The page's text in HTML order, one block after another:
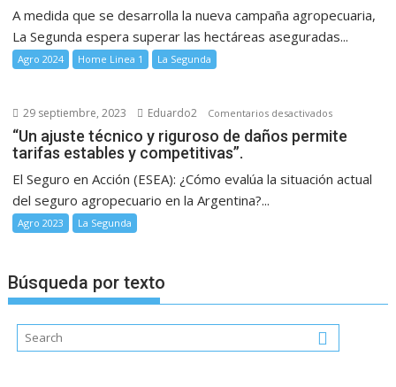
compañía
100%
prepara
para
por
falta
A medida que se desarrolla la nueva campaña agropecuaria,
La Segunda espera superar las hectáreas aseguradas...
Agro 2024 Home Linea 1 La Segunda
29 septiembre, 2023 Eduardo2 Comentarios desactivadosen
“Un
estables
y
“Un ajuste técnico y riguroso de daños permite
tarifas estables y competitivas”.
El Seguro en Acción (ESEA): ¿Cómo evalúa la situación actual
del seguro agropecuario en la Argentina?...
Agro 2023 La Segunda
Búsqueda por texto